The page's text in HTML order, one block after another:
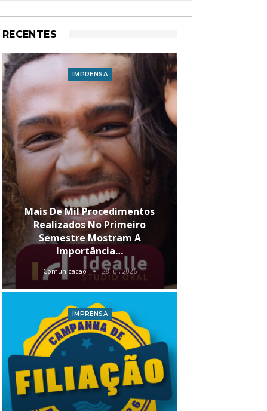
RECENTES
IMPRENSA
Mais De Mil Procedimentos
Realizados No Primeiro
Semestre Mostram A
Importância…
Comunicacao 28 jul, 2026
IMPRENSA